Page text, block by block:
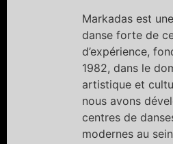
Markadas est
danse forte de
d’expérience,
1982, dans le
artistique et
nous avons
centres de
modernes au